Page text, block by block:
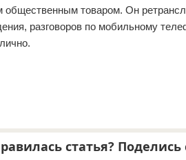
товаром. Он
разговоров по мобильному
статья?